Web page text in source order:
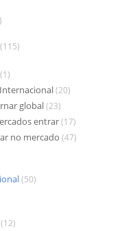
(1)
(20)
global(23)
entrar(17)
no mercado (47)
(50)
(12)